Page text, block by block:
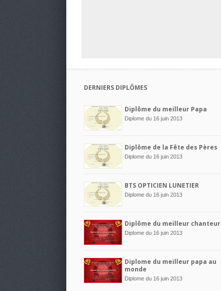
DERNIERS DIPLÔMES
Diplôme du meilleur Papa
Diplome du 16 juin 2013
Diplôme de la Fête des Pères
Diplome du 16 juin 2013
BTS OPTICIEN LUNETIER
Diplome du 16 juin 2013
Diplôme du meilleur chanteur
Diplome du 16 juin 2013
Diplome du meilleur papa au
monde
Diplome du 16 juin 2013